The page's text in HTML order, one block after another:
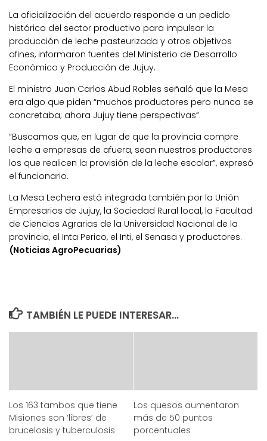
La oficialización del acuerdo responde a un pedido
histórico del sector productivo para impulsar la
producción de leche pasteurizada y otros objetivos
afines, informaron fuentes del Ministerio de Desarrollo
Económico y Producción de Jujuy.
El ministro Juan Carlos Abud Robles señaló que la Mesa
era algo que piden “muchos productores pero nunca se
concretaba; ahora Jujuy tiene perspectivas”.
“Buscamos que, en lugar de que la provincia compre
leche a empresas de afuera, sean nuestros productores
los que realicen la provisión de la leche escolar”, expresó
el funcionario.
La Mesa Lechera está integrada también por la Unión
Empresarios de Jujuy, la Sociedad Rural local, la Facultad
de Ciencias Agrarias de la Universidad Nacional de la
provincia, el Inta Perico, el Inti, el Senasa y productores.
(Noticias AgroPecuarias)
TAMBIÉN LE PUEDE INTERESAR...
Los 163 tambos que tiene
Misiones son ‘libres’ de
brucelosis y tuberculosis
Los quesos aumentaron
más de 50 puntos
porcentuales